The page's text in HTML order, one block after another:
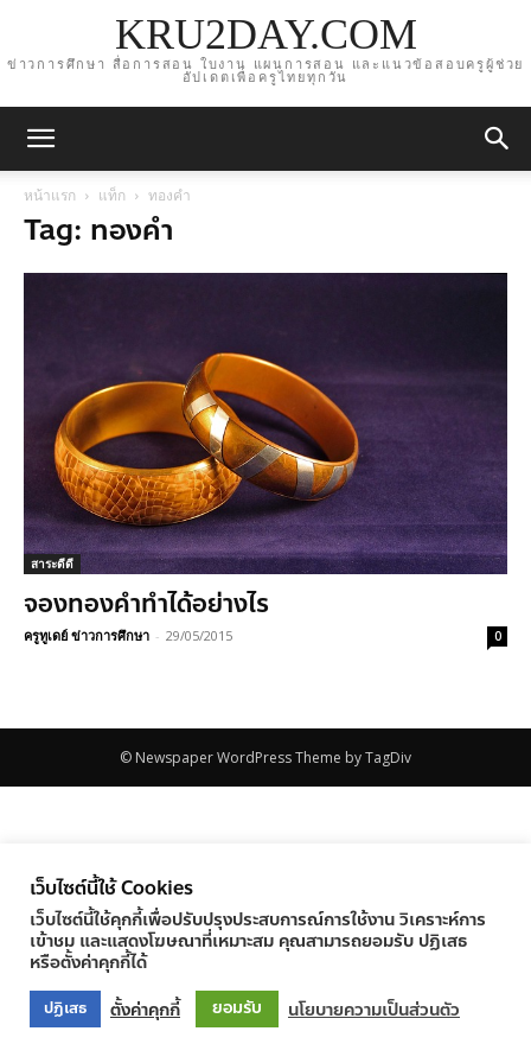
KRU2DAY.COM
ข่าวการศึกษา สื่อการสอน ใบงาน แผนการสอน และแนวข้อสอบครูผู้ช่วย
อัปเดตเพื่อครูไทยทุกวัน
หน้าแรก แท็ก ทองคำ
Tag: ทองคำ
สาระดีดี
จองทองคำทำได้อย่างไร
ครูทูเดย์ ข่าวการศึกษา - 29/05/2015 0
© Newspaper WordPress Theme by TagDiv
เว็บไซต์นี้ใช้ Cookies
เว็บไซต์นี้ใช้คุกกี้เพื่อปรับปรุงประสบการณ์การใช้งาน วิเคราะห์การ
เข้าชม และแสดงโฆษณาที่เหมาะสม คุณสามารถยอมรับ ปฏิเสธ
หรือตั้งค่าคุกกี้ได้
ปฏิเสธ ตั้งค่าคุกกี้ ยอมรับ นโยบายความเป็นส่วนตัว